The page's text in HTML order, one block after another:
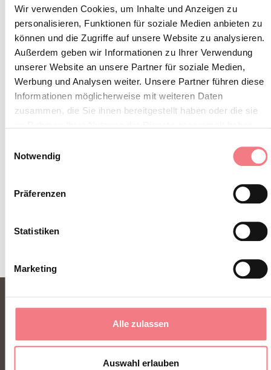
Wir verwenden Cookies, um Inhalte und Anzeigen zu
personalisieren, Funktionen für soziale Medien anbieten zu
können und die Zugriffe auf unsere Website zu analysieren.
Außerdem geben wir Informationen zu Ihrer Verwendung
unserer Website an unsere Partner für soziale Medien,
Werbung und Analysen weiter. Unsere Partner führen diese
Informationen möglicherweise mit weiteren Daten
zusammen, die Sie ihnen bereitgestellt haben oder die sie
Notwendig
Präferenzen
Statistiken
Marketing
Alle zulassen
Auswahl erlauben
KONTAKT
Abonnieren Sie den Newsletter der Belluneser
Dolomiten!
Sie erhalten Nachrichten, Informationen,
Reiserouten, Ideen und Tipps für Ihren Urlaub